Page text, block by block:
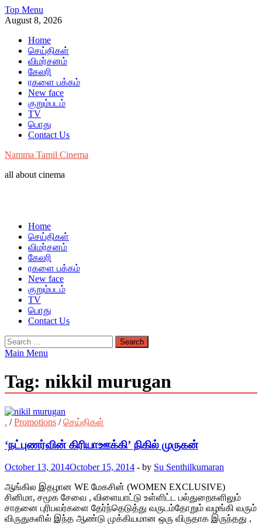
Skip
to
Top Menu
August 8, 2026
Home
செய்திகள்
விமர்சனம்
கேலரி
ரகளை பக்கம்
New face
குறும்படம்
TV
பொது
Contact Us
Namma Tamil Cinema
all about cinema
Home
செய்திகள்
விமர்சனம்
கேலரி
ரகளை பக்கம்
New face
குறும்படம்
TV
பொது
Contact Us
Search
for:
Main Menu
Tag: nikkil murugan
. /Promotions /செய்திகள்
‘நட்புணர்வின் கிரியாஊக்கி’ நிகில் முருகன்
October 13, 2014October 15, 2014 - by Su Senthilkumaran
ஆங்கில இதழான WE மேகசின் (WOMEN EXCLUSIVE)
சினிமா, சமூக சேவை , விளையாட்டு உள்ளிட்ட பல்துறைகளிலும்
சாதனை புரிபவர்களை தேர்ந்தெடுத்து வருடம்தோறும் வழங்கி வரும்
விருதுகளில் இந்த ஆண்டு முக்கியமான ஒரு விருதாக இருந்தது ,